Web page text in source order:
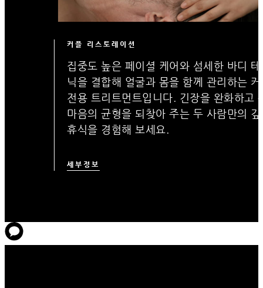
커플 리스토레이션
집중도 높은 페이셜 케어와 섬세한 바디
닉을 결합해 얼굴과 몸을 함께 관리하는
전용 트리트먼트입니다. 긴장을 완화하고
마음의 균형을 되찾아 주는 두 사람만의
휴식을 경험해 보세요.
세부정보